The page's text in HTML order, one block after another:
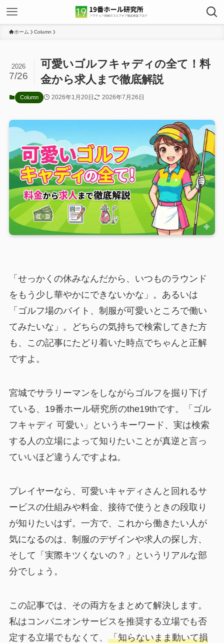
ホーム Column
可愛いゴルフキャディの全て！料
金から求人まで徹底解説
2026
7/26
Column 2026年1月20日 2026年7月26日
「せっかくの休みなんだから、いつものラウンド
をもう少し華やかにできないかな」。あるいは
「ゴルフ場のバイト、制服が可愛いところで働い
てみたいな」。どちらの気持ちで検索してきた方
も、この記事にたどり着いた時点でちゃんと正解
ですよ。
宮城でサラリーマンをしながらゴルフを掘り下げ
ている、19番ホール研究所のthe19thです。「ゴル
フキャディ 可愛い」というキーワード、実は検索
する人の立場によって知りたいことが真逆と言っ
ていいほど違うんですよね。
プレイヤーなら、可愛いキャディさんと回れるサ
ービスの仕組みや料金、接待で使うときの段取り
が知りたいはず。一方で、これから働きたい人が
気になるのは、制服のデザインや求人の探し方、
そして「実際キツくないの？」というリアルな部
分でしょう。
この記事では、その両方をまとめて解決します。
私はコンパニオンサービスを推奨する立場でも否
定する立場でもなくて、 「知らないまま動いて損